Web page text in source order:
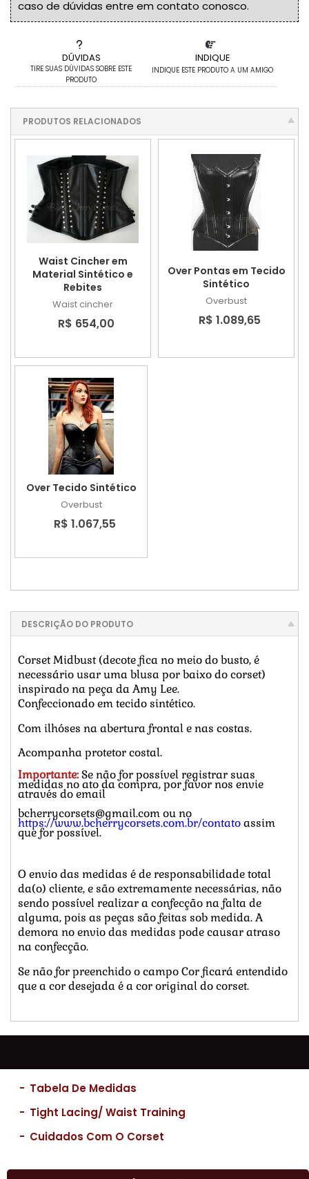
DÚVIDAS
TIRE SUAS DÚVIDAS SOBRE ESTE
PRODUTO
INDIQUE
INDIQUE ESTE PRODUTO A UM AMIGO
caso de dúvidas entre em contato conosco.
PRODUTOS RELACIONADOS
Waist Cincher em
Material Sintético e
Rebites
Waist cincher
R$ 654,00
Over Pontas em Tecido
Sintético
Overbust
R$ 1.089,65
Over Tecido Sintético
Overbust
R$ 1.067,55
DESCRIÇÃO DO PRODUTO
Corset Midbust (decote fica no meio do busto, é
necessário usar uma blusa por baixo do corset)
inspirado na peça da Amy Lee.
Confeccionado em tecido sintético.
Com ilhóses na abertura frontal e nas costas.
Acompanha protetor costal.
Importante:Se não for possível registrar suas
medidas no ato da compra, por favor nos envie
através do email
bcherrycorsets@gmail.com ou no
https://www.bcherrycorsets.com.br/contatoassim
que for possível.
O envio das medidas é de responsabilidade total
da(o) cliente, e são extremamente necessárias, não
sendo possível realizar a confecção na falta de
alguma, pois as peças são feitas sob medida. A
demora no envio das medidas pode causar atraso
na confecção.
Se não for preenchido o campo Cor ficará entendido
que a cor desejada é a cor original do corset.
- Tabela De Medidas
- Tight Lacing/ Waist Training
- Cuidados Com O Corset